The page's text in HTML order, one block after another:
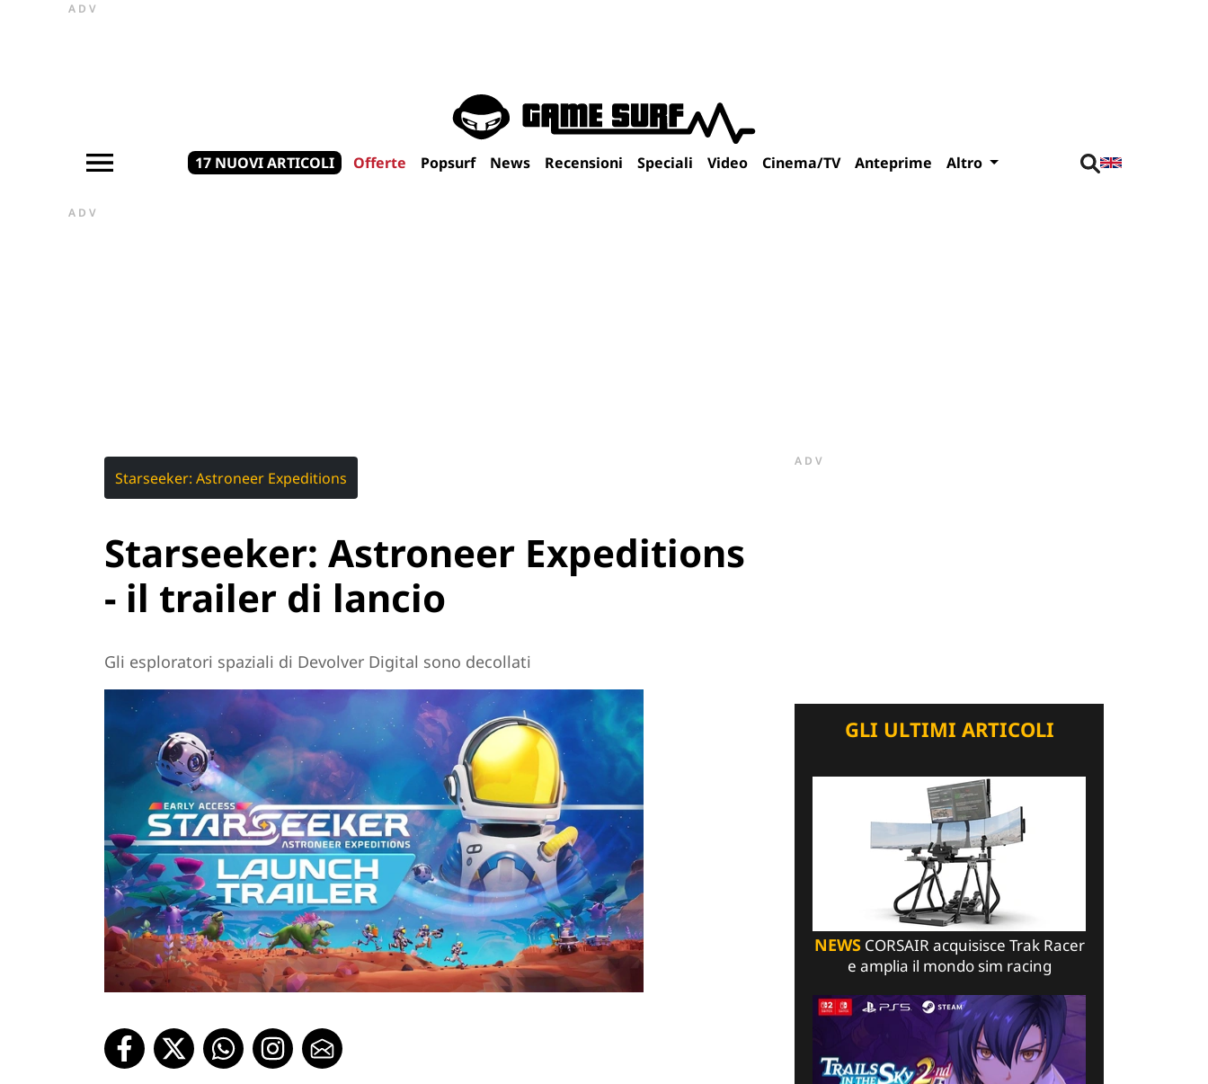
ADV
17 NUOVI ARTICOLI Offerte Popsurf News Recensioni Speciali Video Cinema/TV Anteprime Altro
ADV
Starseeker: Astroneer Expeditions
Starseeker: Astroneer Expeditions
- il trailer di lancio
Gli esploratori spaziali di Devolver Digital sono decollati
ADV
GLI ULTIMI ARTICOLI
NEWSCORSAIR acquisisce Trak Racer
e amplia il mondo sim racing